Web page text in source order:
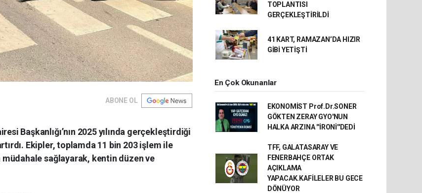
ABONE OL
Başkanlığı’nın 2025 yılında gerçekleştirdiği
Ekipler, toplamda 11 bin 203 işlem ile
müdahale sağlayarak, kentin düzen ve
TOPLANTISI
GERÇEKLEŞTİRİLDİ
41 KART, RAMAZAN’DA HIZIR
GİBİ YETİŞTİ
En Çok Okunanlar
EKONOMİST Prof.Dr.SONER
GÖKTEN ZERAY GYO'NUN
HALKA ARZINA ''İRONİ''DEDİ
TFF, GALATASARAY VE
FENERBAHÇE ORTAK
AÇIKLAMA
YAPACAK.KAFİLELER BU GECE
DÖNÜYOR